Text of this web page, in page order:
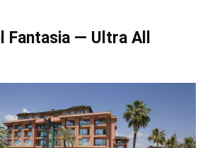
— Ultra All